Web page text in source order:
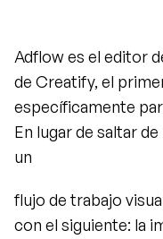
Adflow es el editor
de Creatify, el
específicamente
En lugar de saltar
un
flujo de trabajo
con el siguiente: la